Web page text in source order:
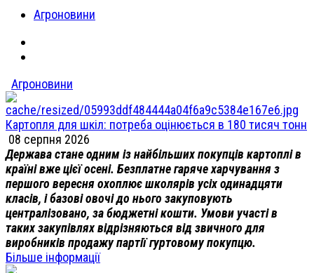
Агроновини
Агроновини
Картопля для шкіл: потреба оцінюється в 180 тисяч тонн
08 серпня 2026
Держава стане одним із найбільших покупців картоплі в
країні вже цієї осені. Безплатне гаряче харчування з
першого вересня охоплює школярів усіх одинадцяти
класів, і базові овочі до нього закуповують
централізовано, за бюджетні кошти. Умови участі в
таких закупівлях відрізняються від звичного для
виробників продажу партії гуртовому покупцю.
Більше інформації